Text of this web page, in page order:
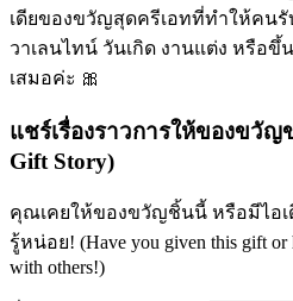
เดียของขวัญสุดครีเอทที่ทำให้คนรั
วาเลนไทน์ วันเกิด งานแต่ง หรือ
เสมอค่ะ 🎀
แชร์เรื่องราวการให้ของขวัญ
Gift Story)
คุณเคยให้ของขวัญชิ้นนี้ หรือมีไอเ
รู้หน่อย! (Have you given this gift or
with others!)